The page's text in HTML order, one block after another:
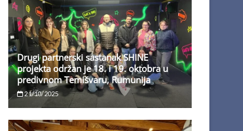
Drugi partnerski sastanak SHINE
projekta održan je 18. i 19. oktobra u
predivnom Temišvaru, Rumunija
21/10/2025